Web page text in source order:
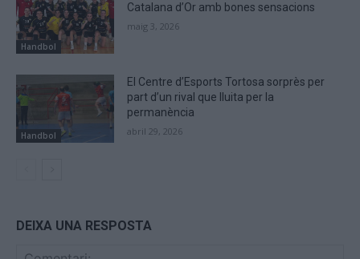
Handbol
Catalana d’Or amb bones sensacions
maig 3, 2026
Handbol
El Centre d’Esports Tortosa sorprès per
part d’un rival que lluita per la
permanència
abril 29, 2026
DEIXA UNA RESPOSTA